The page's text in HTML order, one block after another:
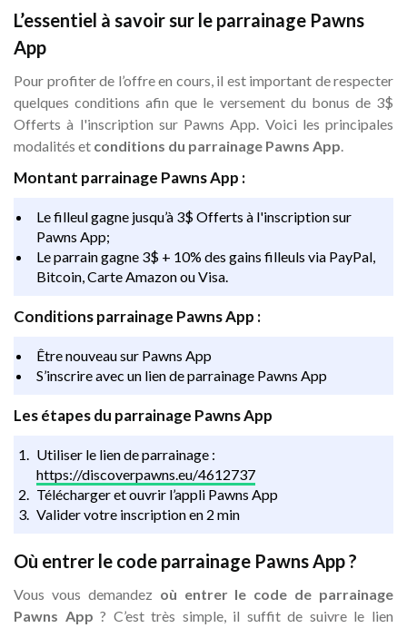
L’essentiel à savoir sur le parrainage Pawns
App
Pour profiter de l’offre en cours, il est important de respecter
quelques conditions afin que le versement du bonus de 3$
Offerts à l'inscription sur Pawns App. Voici les principales
modalités et conditions du parrainage Pawns App.
Montant parrainage Pawns App :
Le filleul gagne jusqu’à 3$ Offerts à l'inscription sur
Pawns App;
Le parrain gagne 3$ + 10% des gains filleuls via PayPal,
Bitcoin, Carte Amazon ou Visa.
Conditions parrainage Pawns App :
Être nouveau sur Pawns App
S’inscrire avec un lien de parrainage Pawns App
Les étapes du parrainage Pawns App
Utiliser le lien de parrainage :
https://discoverpawns.eu/4612737
Télécharger et ouvrir l’appli Pawns App
Valider votre inscription en 2 min
Où entrer le code parrainage Pawns App ?
Vous vous demandez où entrer le code de parrainage
Pawns App ? C’est très simple, il suffit de suivre le lien